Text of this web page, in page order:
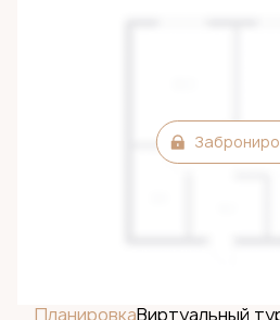
ПланировкаВиртуальный